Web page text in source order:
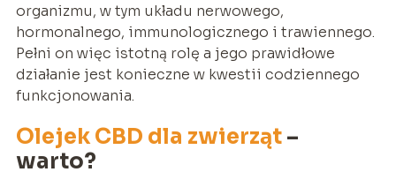
organizmu, w tym układu nerwowego,
hormonalnego, immunologicznego i trawiennego.
Pełni on więc istotną rolę a jego prawidłowe
działanie jest konieczne w kwestii codziennego
funkcjonowania.
Olejek CBD dla zwierząt–
warto?